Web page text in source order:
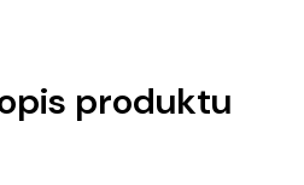
produktu